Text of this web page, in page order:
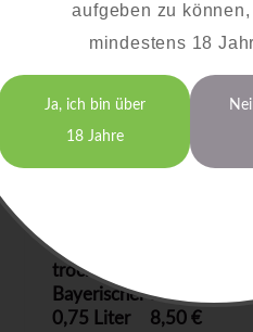
2025
trocken
Bayerischer Bodensee
0,75 Liter
8,50 €
aufgeben zu
mindestens 18
Ja, ich bin über
18 Jahre